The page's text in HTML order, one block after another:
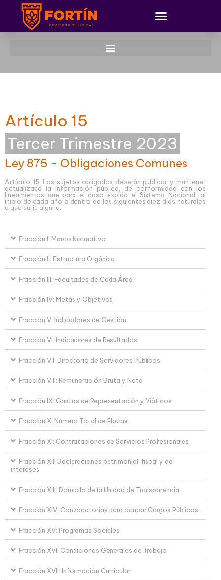
Artículo 15
Tercer Trimestre 2023
Ley 875 - Obligaciones Comunes
Artículo 15. Los sujetos obligados deberán publicar y mantener
actualizada la información pública, de conformidad con los
lineamientos que para el caso expida el Sistema Nacional, al
inicio de cada año o dentro de los siguientes diez días naturales
a que surja alguna.
Fracción I: Marco Normativo
Fracción II: Estructura Orgánica
Fracción III: Facultades de Cada Área
Fracción IV: Metas y Objetivos
Fracción V: Indicadores de Gestión
Fracción VI: Indicadores de Resultados
Fracción VII: Directorio de Servidores Públicos
Fracción VIII: Remuneración Bruta y Neta
Fracción IX: Gastos de Representación y Viáticos
Fracción X: Número Total de Plazas
Fracción XI: Contrataciones de Servicios Profesionales
Fracción XII: Declaraciones patrimonial, fiscal y de
intereses
Fracción XIII: Domicilo de la Unidad de Transparencia
Fracción XIV: Convocatorias para ocupar Cargos Públicos
Fracción XV: Programas Sociales
Fracción XVI: Condiciones Generales de Trabajo
Fracción XVII: Información Curricular